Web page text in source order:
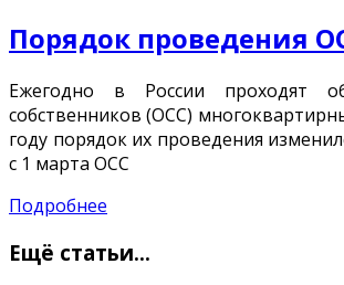
Порядок проведения
Ежегодно в России проходят
собственников (ОСС)
году порядок их проведения
с 1 марта ОСС
Подробнее
Ещё статьи...